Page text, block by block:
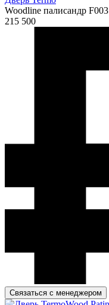
Woodline палисандр F003
215 500
Связаться с менеджером